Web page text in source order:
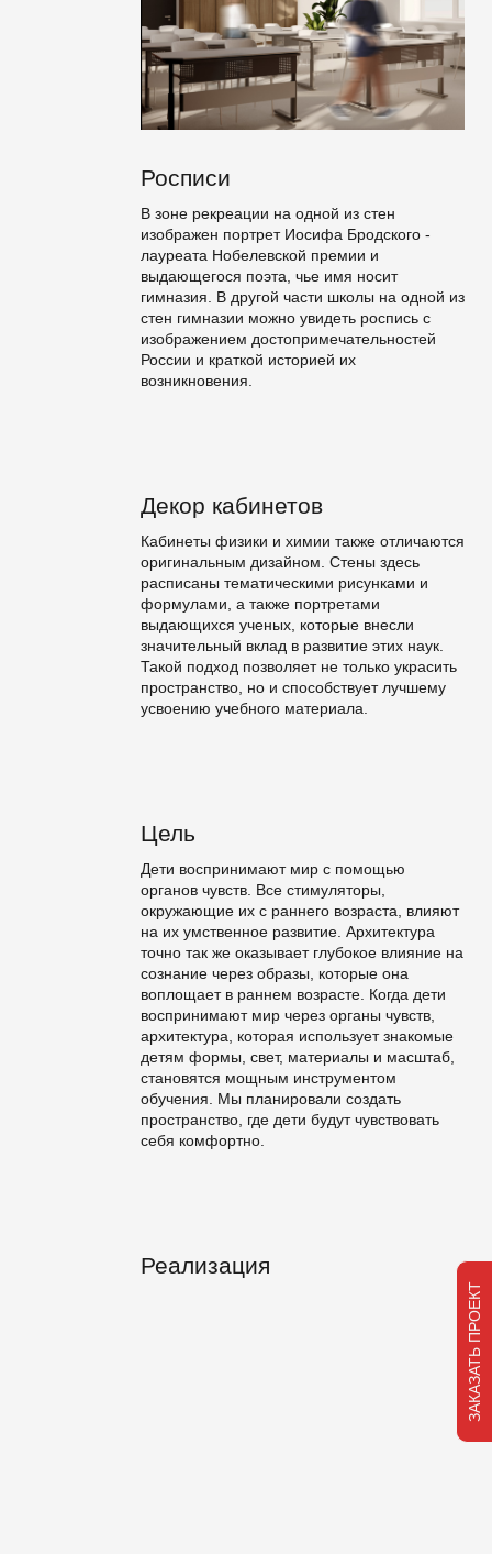
Росписи
В зоне рекреации на одной из стен
изображен портрет Иосифа Бродского -
лауреата Нобелевской премии и
выдающегося поэта, чье имя носит
гимназия. В другой части школы на одной из
стен гимназии можно увидеть роспись с
изображением достопримечательностей
России и краткой историей их
возникновения.
Декор кабинетов
Кабинеты физики и химии также отличаются
оригинальным дизайном. Стены здесь
расписаны тематическими рисунками и
формулами, а также портретами
выдающихся ученых, которые внесли
значительный вклад в развитие этих наук.
Такой подход позволяет не только украсить
пространство, но и способствует лучшему
усвоению учебного материала.
Цель
Дети воспринимают мир с помощью
органов чувств. Все стимуляторы,
окружающие их с раннего возраста, влияют
на их умственное развитие. Архитектура
точно так же оказывает глубокое влияние на
сознание через образы, которые она
воплощает в раннем возрасте. Когда дети
воспринимают мир через органы чувств,
архитектура, которая использует знакомые
детям формы, свет, материалы и масштаб,
становятся мощным инструментом
обучения. Мы планировали создать
пространство, где дети будут чувствовать
себя комфортно.
Реализация
ЗАКАЗАТЬ ПРОЕКТ